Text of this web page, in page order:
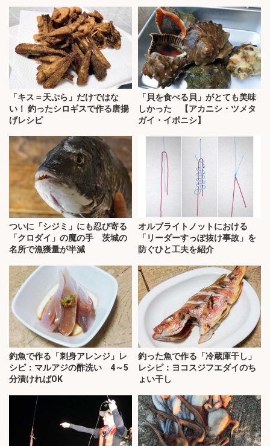
「キス＝天ぷら」だけではな
い！ 釣ったシロギスで作る唐揚
げレシピ
「貝を食べる貝」がとても美味
しかった 【アカニシ・ツメタ
ガイ・イボニシ】
ついに「シジミ」にも忍び寄る
「クロダイ」の魔の手 茨城の
名所で漁獲量が半減
オルブライトノットにおける
「リーダーすっぽ抜け事故」を
防ぐひと工夫を紹介
釣魚で作る「刺身アレンジ」レ
シピ：マルアジの酢洗い 4～5
分漬ければOK
釣った魚で作る「冷蔵庫干し」
レシピ：ヨコスジフエダイのち
ょい干し